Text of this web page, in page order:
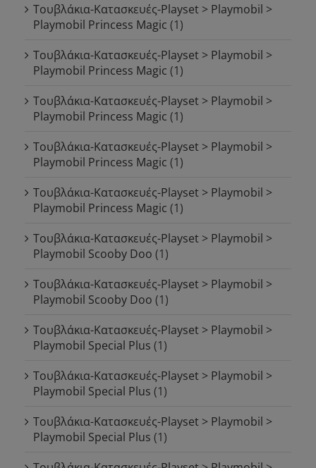
Τουβλάκια-Κατασκευές-Playset > Playmobil >
Playmobil Princess Magic (1)
Τουβλάκια-Κατασκευές-Playset > Playmobil >
Playmobil Princess Magic (1)
Τουβλάκια-Κατασκευές-Playset > Playmobil >
Playmobil Princess Magic (1)
Τουβλάκια-Κατασκευές-Playset > Playmobil >
Playmobil Princess Magic (1)
Τουβλάκια-Κατασκευές-Playset > Playmobil >
Playmobil Princess Magic (1)
Τουβλάκια-Κατασκευές-Playset > Playmobil >
Playmobil Scooby Doo (1)
Τουβλάκια-Κατασκευές-Playset > Playmobil >
Playmobil Scooby Doo (1)
Τουβλάκια-Κατασκευές-Playset > Playmobil >
Playmobil Special Plus (1)
Τουβλάκια-Κατασκευές-Playset > Playmobil >
Playmobil Special Plus (1)
Τουβλάκια-Κατασκευές-Playset > Playmobil >
Playmobil Special Plus (1)